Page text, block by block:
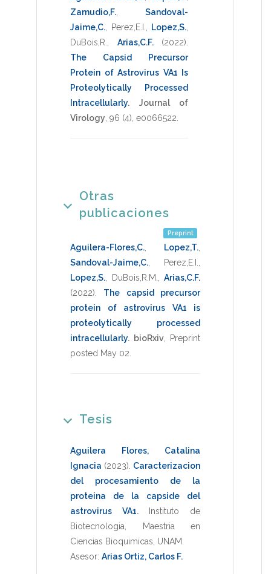
Zamudio,F.
Sandoval-
Jaime,C.
Perez,E.I. Lopez,S.
DuBois,R.
Arias,C.F. (2022)
The Capsid Precursor
Protein of Astrovirus VA1 Is
Proteolytically Processed
Intracellularly.
Journal of
Virology 96 (4), e0066522
Otras
publicaciones
Preprint
Aguilera-Flores,C. Lopez,T.
Sandoval-Jaime,C.
Perez,E.I.
Lopez,S.
DuBois,R.M.
Arias,C.F.
(2022)
The capsid precursor
protein of astrovirus VA1 is
proteolytically processed
intracellularly. bioRxiv
Preprint
posted May 02
Tesis
Aguilera Flores, Catalina
Ignacia (2023) Caracterizacion
del procesamiento de la
proteina de la capside del
astrovirus VA1.
Instituto de
Biotecnologia
Maestria en
Ciencias Bioquimicas UNAM
Asesor: Arias Ortiz, Carlos F.